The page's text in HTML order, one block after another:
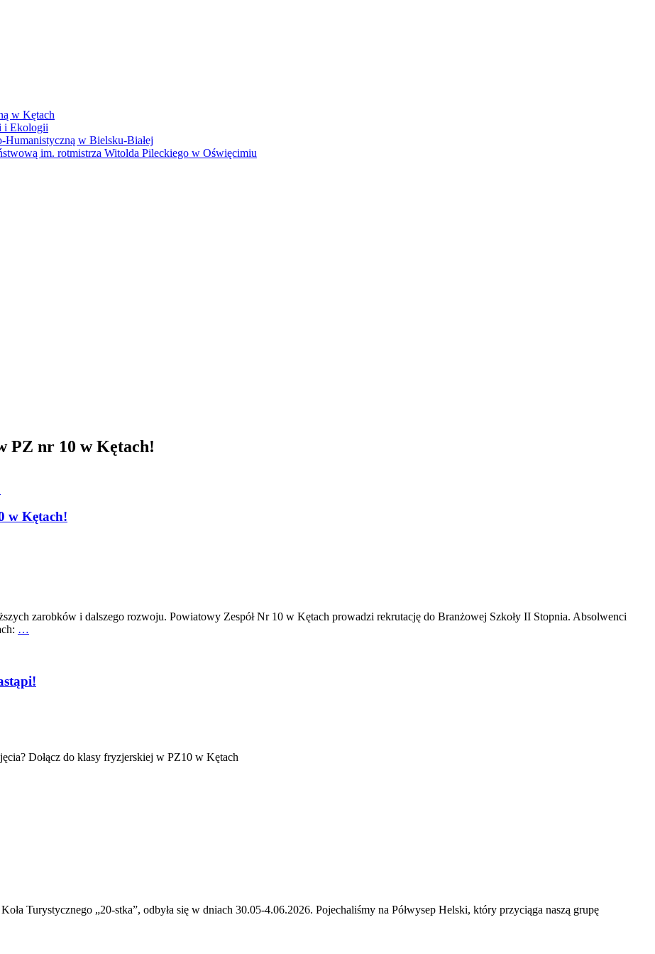
w Kętach
i Ekologii
Humanistyczną w Bielsku-Białej
im. rotmistrza Witolda Pileckiego w Oświęcimiu
PZ nr 10 w Kętach!
w Kętach!
zarobków i dalszego rozwoju. Powiatowy Zespół Nr 10 w Kętach prowadzi rekrutację do Branżowej Szkoły II Stopnia. Absolwenci
…
Dołącz do klasy fryzjerskiej w PZ10 w Kętach
Turystycznego „20-stka”, odbyła się w dniach 30.05-4.06.2026. Pojechaliśmy na Półwysep Helski, który przyciąga naszą grupę